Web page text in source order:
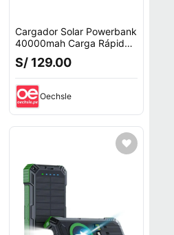
Cargador Solar Powerbank
40000mah Carga Rápida
22.5w Usb Verde
S/ 129.00
Oechsle